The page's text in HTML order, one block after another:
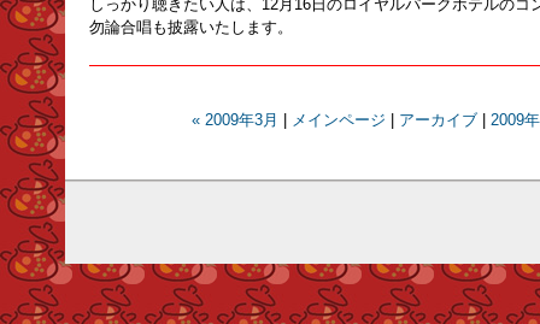
しっかり聴きたい人は、12月16日のロイヤルパークホテルのコ
勿論合唱も披露いたします。
« 2009年3月 メインページ アーカイブ| 2009